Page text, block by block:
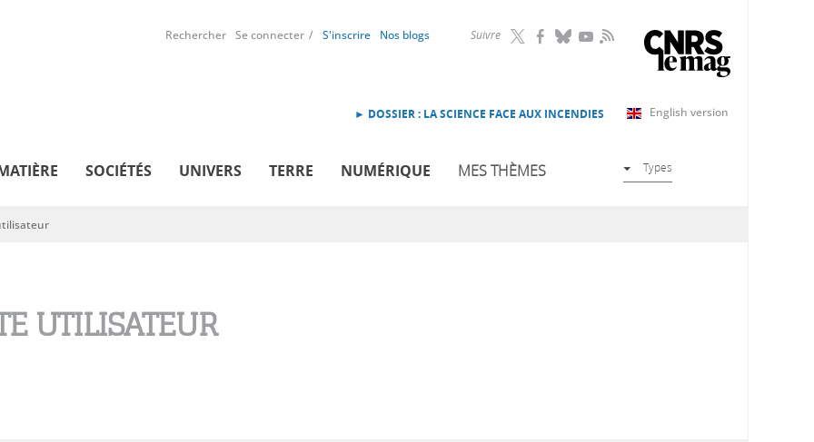
Suivre RSS
Rechercher Se connecter S'inscrire Nos blogs
English version
► DOSSIER : LA SCIENCE FACE AUX INCENDIES
SOCIÉTÉS UNIVERS TERRE NUMÉRIQUE MES THÈMES Types
UTILISATEUR